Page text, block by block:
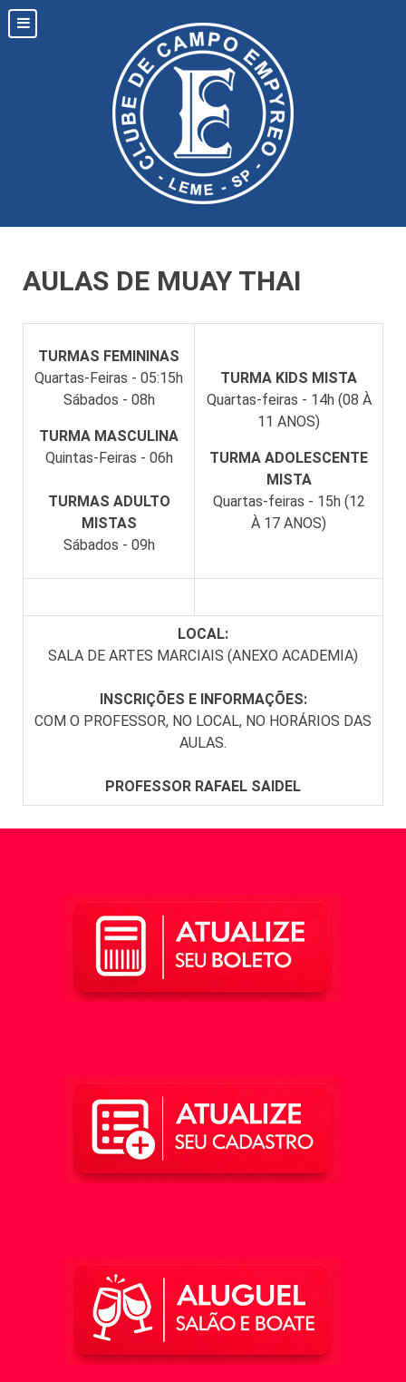
AULAS DE MUAY THAI
TURMAS FEMININAS
Quartas-Feiras - 05:15h
Sábados - 08h
TURMA MASCULINA
Quintas-Feiras - 06h
TURMAS ADULTO
MISTAS
Sábados - 09h
TURMA KIDS MISTA
Quartas-feiras - 14h (08 À
11 ANOS)
TURMA ADOLESCENTE
MISTA
Quartas-feiras - 15h (12
À 17 ANOS)
LOCAL:
SALA DE ARTES MARCIAIS (ANEXO ACADEMIA)
INSCRIÇÕES E INFORMAÇÕES:
COM O PROFESSOR, NO LOCAL, NO HORÁRIOS DAS
AULAS.
PROFESSOR RAFAEL SAIDEL